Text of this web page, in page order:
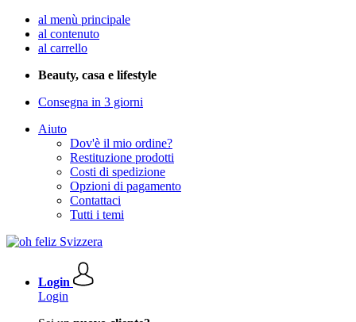
al menù principale
al contenuto
al carrello
Beauty, casa e lifestyle
Consegna in 3 giorni
Aiuto
Dov'è il mio ordine?
Restituzione prodotti
Costi di spedizione
Opzioni di pagamento
Contattaci
Tutti i temi
Login
Login